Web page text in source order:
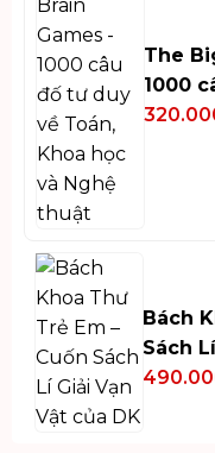
The
1000
học và
Bách
Sách